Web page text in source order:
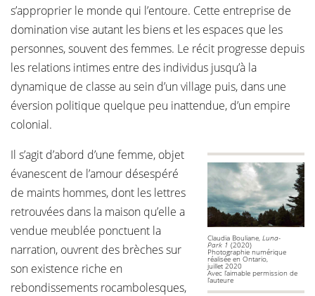
s’approprier le monde qui l’entoure. Cette entreprise de
domination vise autant les biens et les espaces que les
personnes, souvent des femmes. Le récit progresse depuis
les relations intimes entre des individus jusqu’à la
dynamique de classe au sein d’un village puis, dans une
éversion politique quelque peu inattendue, d’un empire
colonial.
Claudia Bouliane,Luna-
Park 1 (2020)
Photographie numérique
réalisée en Ontario,
juillet 2020
Avec l’aimable permission de
l’auteure
Il s’agit d’abord d’une femme, objet
évanescent de l’amour désespéré
de maints hommes, dont les lettres
retrouvées dans la maison qu’elle a
vendue meublée ponctuent la
narration, ouvrent des brèches sur
son existence riche en
rebondissements rocambolesques,